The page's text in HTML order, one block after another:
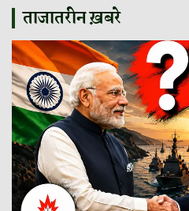
ताजातरीन ख़बरे